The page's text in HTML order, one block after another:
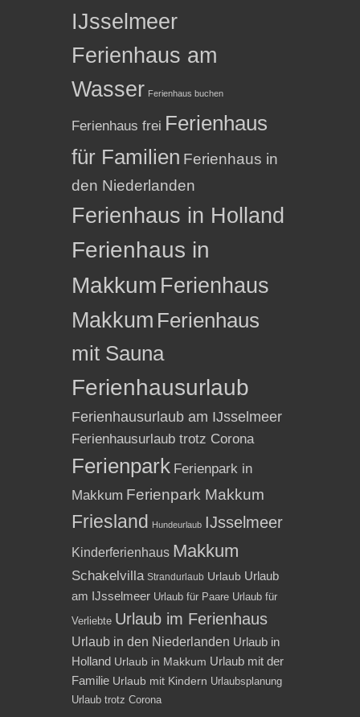
IJsselmeer
Ferienhaus am
Wasser Ferienhaus buchen
Ferienhaus frei Ferienhaus
für Familien Ferienhaus in
den Niederlanden
Ferienhaus in Holland
Ferienhaus in
Makkum Ferienhaus
Makkum Ferienhaus
mit Sauna
Ferienhausurlaub
Ferienhausurlaub am IJsselmeer
Ferienhausurlaub trotz Corona
Ferienpark Ferienpark in
Makkum Ferienpark Makkum
Friesland Hundeurlaub IJsselmeer
Kinderferienhaus Makkum
Schakelvilla Strandurlaub Urlaub Urlaub
am IJsselmeer Urlaub für Paare Urlaub für
Verliebte Urlaub im Ferienhaus
Urlaub in den Niederlanden Urlaub in
Holland Urlaub in Makkum Urlaub mit der
Familie Urlaub mit Kindern Urlaubsplanung
Urlaub trotz Corona